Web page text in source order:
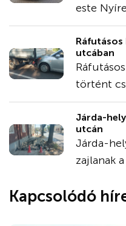
este
Ráfutásos
utcában
történt
Járda-
utcán
Járda-
zajlanak
Kapcsolódó